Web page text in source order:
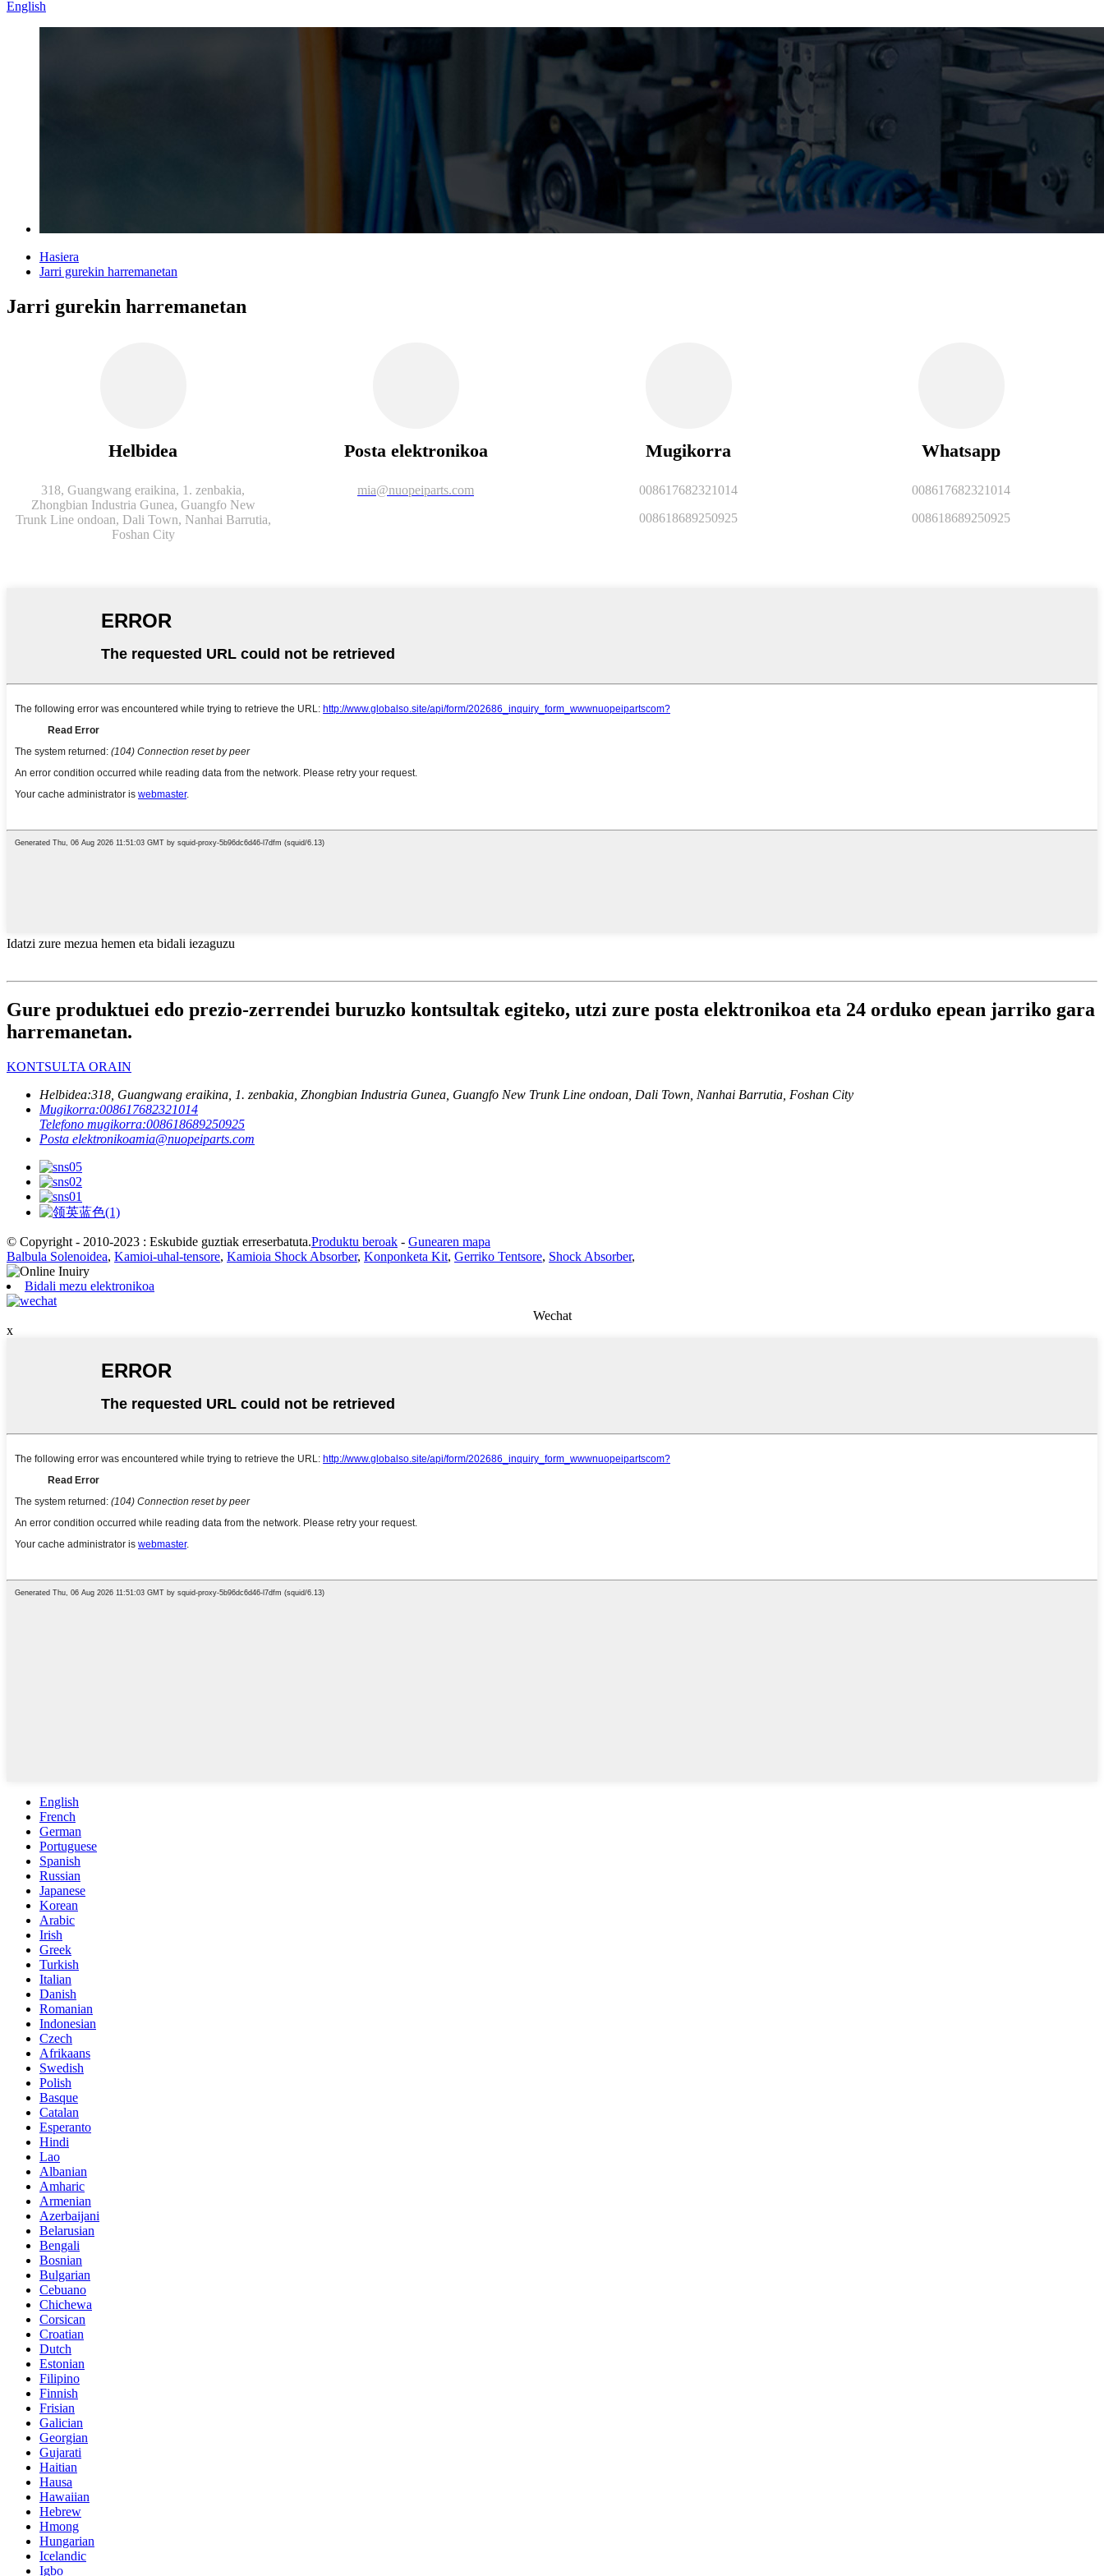
English
Hasiera
Jarri gurekin harremanetan
Jarri gurekin harremanetan
Helbidea
318, Guangwang eraikina, 1. zenbakia,
Zhongbian Industria Gunea, Guangfo New
Trunk Line ondoan, Dali Town, Nanhai Barrutia,
Foshan City
Posta elektronikoa
mia@nuopeiparts.com
Mugikorra
008617682321014
008618689250925
Whatsapp
008617682321014
008618689250925
Idatzi zure mezua hemen eta bidali iezaguzu
Gure produktuei edo prezio-zerrendei buruzko kontsultak egiteko, utzi zure posta elektronikoa eta 24 orduko epean jarriko gara
harremanetan.
KONTSULTA ORAIN
Helbidea:318, Guangwang eraikina, 1. zenbakia, Zhongbian Industria Gunea, Guangfo New Trunk Line ondoan, Dali Town, Nanhai Barrutia, Foshan City
Mugikorra:008617682321014
Telefono mugikorra:008618689250925
Posta elektronikoamia@nuopeiparts.com
© Copyright - 2010-2023 : Eskubide guztiak erreserbatuta.Produktu beroak - Gunearen mapa
Balbula Solenoidea, Kamioi-uhal-tensore, Kamioia Shock Absorber, Konponketa Kit, Gerriko Tentsore, Shock Absorber,
Bidali mezu elektronikoa
Wechat
x
English
French
German
Portuguese
Spanish
Russian
Japanese
Korean
Arabic
Irish
Greek
Turkish
Italian
Danish
Romanian
Indonesian
Czech
Afrikaans
Swedish
Polish
Basque
Catalan
Esperanto
Hindi
Lao
Albanian
Amharic
Armenian
Azerbaijani
Belarusian
Bengali
Bosnian
Bulgarian
Cebuano
Chichewa
Corsican
Croatian
Dutch
Estonian
Filipino
Finnish
Frisian
Galician
Georgian
Gujarati
Haitian
Hausa
Hawaiian
Hebrew
Hmong
Hungarian
Icelandic
Igbo